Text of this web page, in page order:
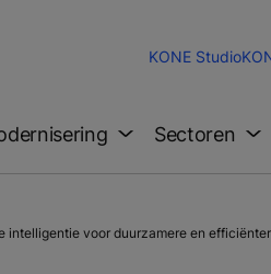
KONE Studio
Sectoren
intelligentie voor duurzamere en